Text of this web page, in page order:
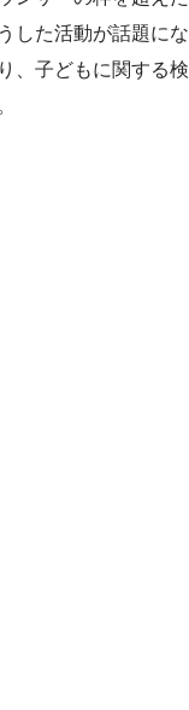
した活動が話題にな
、子どもに関する検